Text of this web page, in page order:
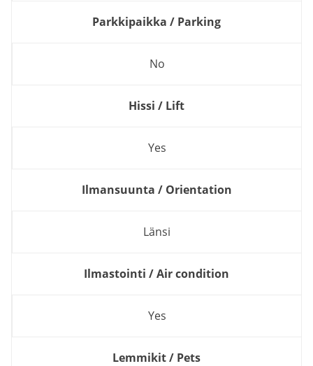
Parkkipaikka / Parking
No
Hissi / Lift
Yes
Ilmansuunta / Orientation
Länsi
Ilmastointi / Air condition
Yes
Lemmikit / Pets